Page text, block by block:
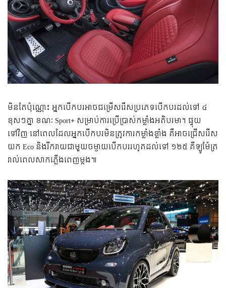
មិន​តែ​ប៉ុណ្ណោះ អ្នក​បើកបរ​អាច​ជម្រើសរើស​ប្រភេទ​បើកបរ​ដល់​ទៅ ៤ ​
ខុសៗ​គ្នា ខណៈ Sport+ សម្រាប់​ការ​ប្រើប្រាស់​កម្លាំង​អតិបរមា។ ផ្ទុយ
ទៅវិញ នៅ​ពេល​ដែល​អ្នកបើកបរ​មិន​ត្រូវ​ការ​កម្លាំង​ខ្លាំង គឺ​អាច​ជ្រើសរើស​
យក Eco និង​រីករាយ​ជាមួយ​ចម្ងាយ​បើកបរ​រហូត​ដល់​ទៅ ១២៥ គីឡូម៉ែត្រ​
រាល់​ពេល​សាក​ភ្លើង​ពេញ​ម្តង៕